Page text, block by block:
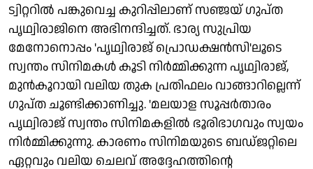
ട്വിറ്ററില്‍ പങ്കുവെച്ച കുറിപ്പിലാണ് സഞ്ജയ് ഗുപ്ത
പൃഥ്വിരാജിനെ അഭിനന്ദിച്ചത്. ഭാര്യ സുപ്രിയ
മേനോനൊപ്പം 'പൃഥ്വിരാജ് പ്രൊഡക്ഷന്‍സി'ലൂടെ
സ്വന്തം സിനിമകള്‍ കൂടി നിര്‍മ്മിക്കുന്ന പൃഥ്വിരാജ്,
മുന്‍കൂറായി വലിയ തുക പ്രതിഫലം വാങ്ങാറില്ലെന്ന്
ഗുപ്ത ചൂണ്ടിക്കാണിച്ചു. 'മലയാള സൂപ്പര്‍താരം
പൃഥ്വിരാജ് സ്വന്തം സിനിമകളില്‍ ഭൂരിഭാഗവും സ്വയം
നിര്‍മ്മിക്കുന്നു. കാരണം സിനിമയുടെ ബഡ്ജറ്റിലെ
ഏറ്റവും വലിയ ചെലവ് അദ്ദേഹത്തിന്റെ